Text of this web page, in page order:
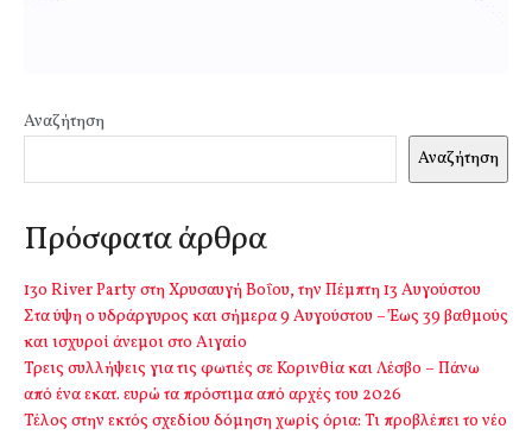
Αναζήτηση
Αναζήτηση
Πρόσφατα άρθρα
13o River Party στη Χρυσαυγή Βοΐου, την Πέμπτη 13 Αυγούστου
Στα ύψη ο υδράργυρος και σήμερα 9 Αυγούστου – Έως 39 βαθμούς
και ισχυροί άνεμοι στο Αιγαίο
Τρεις συλλήψεις για τις φωτιές σε Κορινθία και Λέσβο – Πάνω
από ένα εκατ. ευρώ τα πρόστιμα από αρχές του 2026
Τέλος στην εκτός σχεδίου δόμηση χωρίς όρια: Τι προβλέπει το νέο